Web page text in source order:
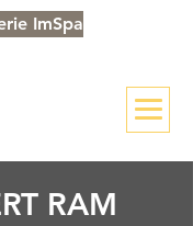
ImSpa
RAM